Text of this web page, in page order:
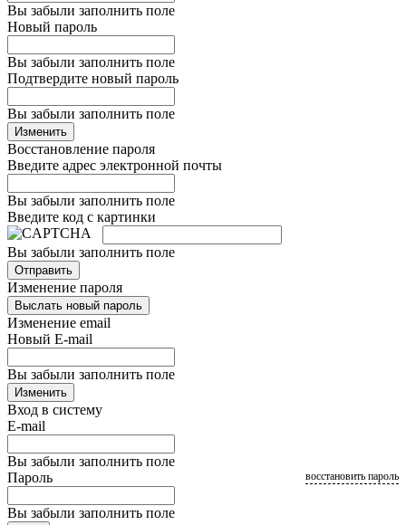
Вы забыли заполнить поле
Новый пароль
Вы забыли заполнить поле
Подтвердите новый пароль
Вы забыли заполнить поле
Изменить
Восстановление пароля
Введите адрес электронной почты
Вы забыли заполнить поле
Введите код с картинки
Вы забыли заполнить поле
Отправить
Изменение пароля
Выслать новый пароль
Изменение email
Новый E-mail
Вы забыли заполнить поле
Изменить
Вход в систему
E-mail
Вы забыли заполнить поле
Пароль
Вы забыли заполнить поле
восстановить пароль